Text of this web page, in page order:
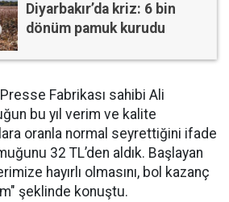
Diyarbakır’da kriz: 6 bin
dönüm pamuk kurudu
Fabrikası sahibi Ali
bu yıl verim ve kalite
oranla normal seyrettiğini ifade
32 TL’den aldık. Başlayan
hayırlı olmasını, bol kazanç
şeklinde konuştu.